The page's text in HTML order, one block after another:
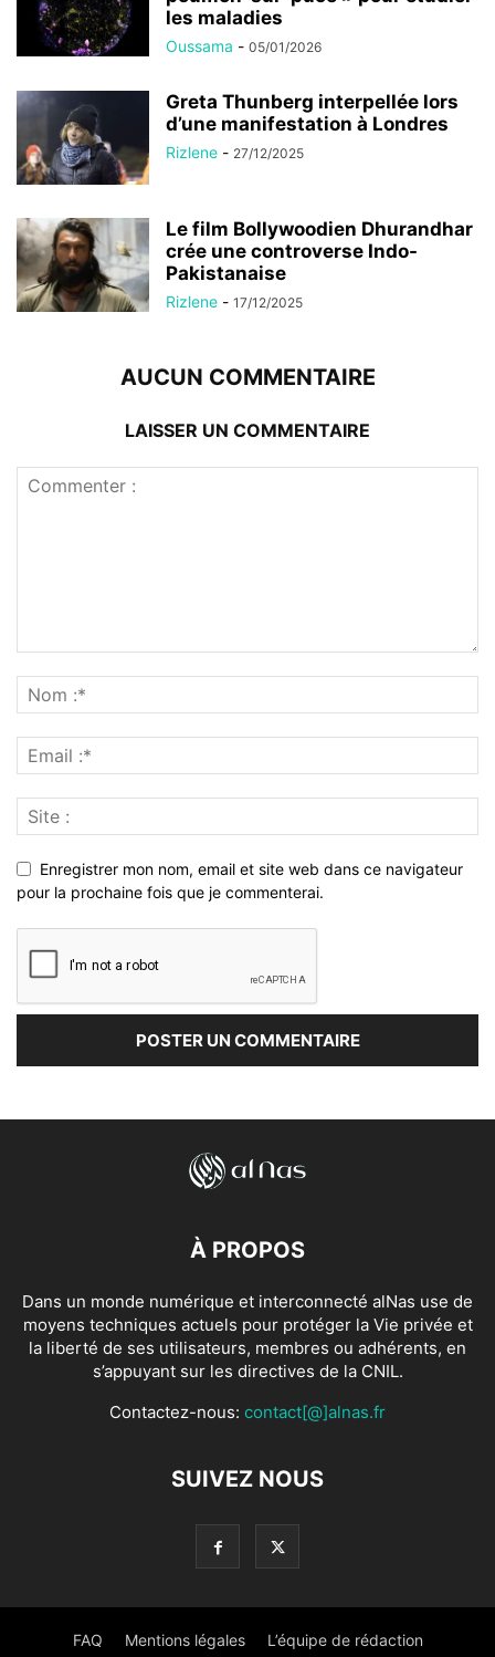
les maladies
Oussama - 05/01/2026
Greta Thunberg interpellée lors
d’une manifestation à Londres
Rizlene - 27/12/2025
Le film Bollywoodien Dhurandhar
crée une controverse Indo-
Pakistanaise
Rizlene - 17/12/2025
AUCUN COMMENTAIRE
LAISSER UN COMMENTAIRE
Enregistrer mon nom, email et site web dans ce navigateur
pour la prochaine fois que je commenterai.
À PROPOS
Dans un monde numérique et interconnecté alNas use de
moyens techniques actuels pour protéger la Vie privée et
la liberté de ses utilisateurs, membres ou adhérents, en
s’appuyant sur les directives de la CNIL.
Contactez-nous: contact[@]alnas.fr
SUIVEZ NOUS
FAQ Mentions légales L’équipe de rédaction